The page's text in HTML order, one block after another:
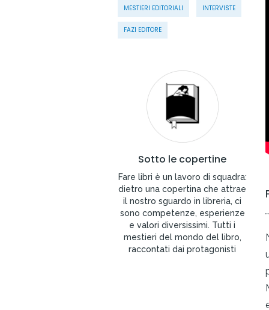
MESTIERI EDITORIALI INTERVISTE
FAZI EDITORE
Sotto le copertine
Fare libri è un lavoro di squadra:
dietro una copertina che attrae
il nostro sguardo in libreria, ci
sono competenze, esperienze
e valori diversissimi. Tutti i
mestieri del mondo del libro,
raccontati dai protagonisti